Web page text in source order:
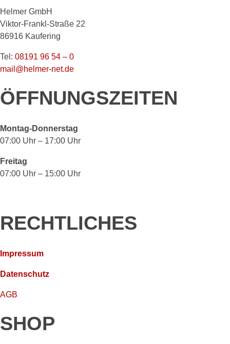
Helmer GmbH
Viktor-Frankl-Straße 22
86916 Kaufering
Tel: 08191 96 54 – 0
mail@helmer-net.de
ÖFFNUNGSZEITEN
Montag-Donnerstag
07:00 Uhr – 17:00 Uhr
Freitag
07:00 Uhr – 15:00 Uhr
RECHTLICHES
Impressum
Datenschutz
AGB
SHOP